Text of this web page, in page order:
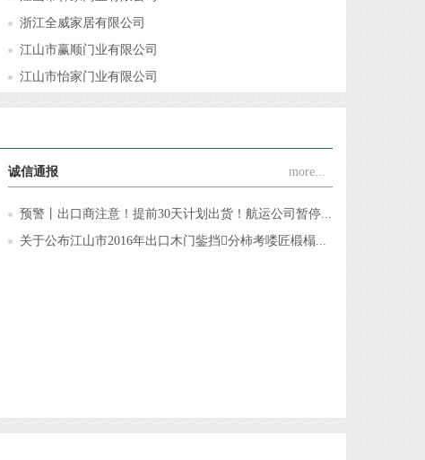
浙江全威家居有限公司
江山市赢顺门业有限公司
江山市怡家门业有限公司
江山市君瑞门业有限公司
浙江杉迪门业有限公司
江山市众安门业有限公司
诚信通报 more...
预警丨出口商注意！提前30天计划出货！航运公司暂停...
关于公布江山市2016年出口木门鈭挡分柿考喽匠椴榻...